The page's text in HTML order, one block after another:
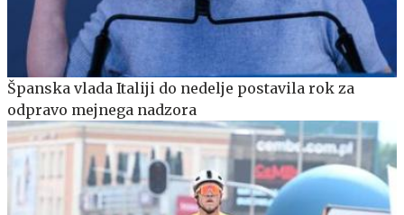
Španska vlada Italiji do nedelje postavila rok za
odpravo mejnega nadzora